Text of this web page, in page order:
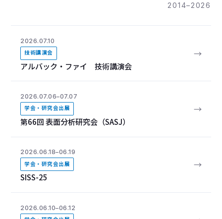
2014–2026
2026.07.10
技術講演会
アルバック・ファイ 技術講演会
→
2026.07.06–07.07
学会・研究会出展
第66回 表面分析研究会（SASJ）
→
2026.06.18–06.19
学会・研究会出展
SISS-25
→
2026.06.10–06.12